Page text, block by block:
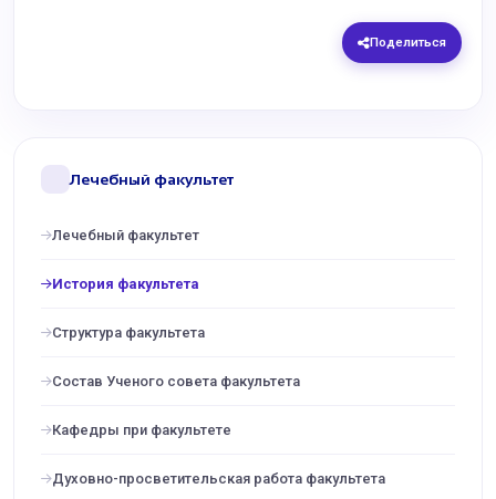
Поделиться
Лечебный факультет
Лечебный факультет
История факультета
Структура факультета
Состав Ученого совета факультета
Кафедры при факультете
Духовно-просветительская работа факультета